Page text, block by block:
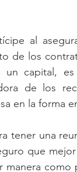
al
de los
capital,
de los
en la forma
tener una
que
como